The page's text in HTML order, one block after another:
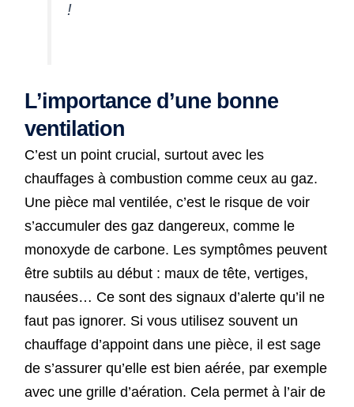
!
L’importance d’une bonne
ventilation
C’est un point crucial, surtout avec les
chauffages à combustion comme ceux au gaz.
Une pièce mal ventilée, c’est le risque de voir
s’accumuler des gaz dangereux, comme le
monoxyde de carbone. Les symptômes peuvent
être subtils au début : maux de tête, vertiges,
nausées… Ce sont des signaux d’alerte qu’il ne
faut pas ignorer. Si vous utilisez souvent un
chauffage d’appoint dans une pièce, il est sage
de s’assurer qu’elle est bien aérée, par exemple
avec une grille d’aération. Cela permet à l’air de